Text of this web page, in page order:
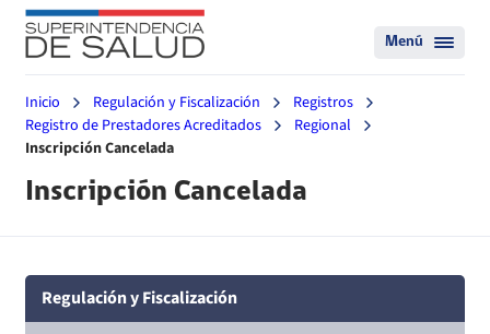
Menú
Inicio Regulación y Fiscalización
Registros
Registro de Prestadores Acreditados
Regional
Inscripción Cancelada
Inscripción Cancelada
Regulación y Fiscalización